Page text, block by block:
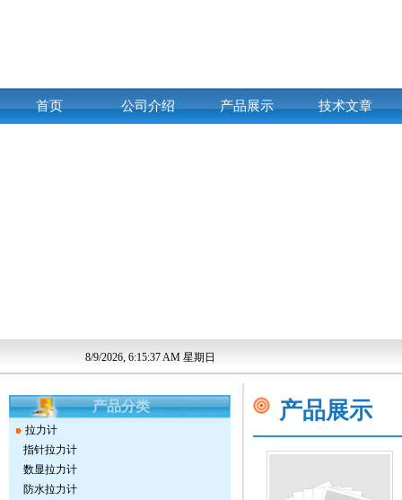
首页 公司介绍 产品展示 技术文章
8/9/2026, 6:15:38 AM 星期日
产品分类
拉力计
指针拉力计
数显拉力计
防水拉力计
产品展示